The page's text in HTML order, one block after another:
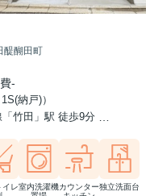
醍醐田町
-
納戸)）
竹田」駅 徒歩9分
イレ室内洗濯機カウンター独立洗面台